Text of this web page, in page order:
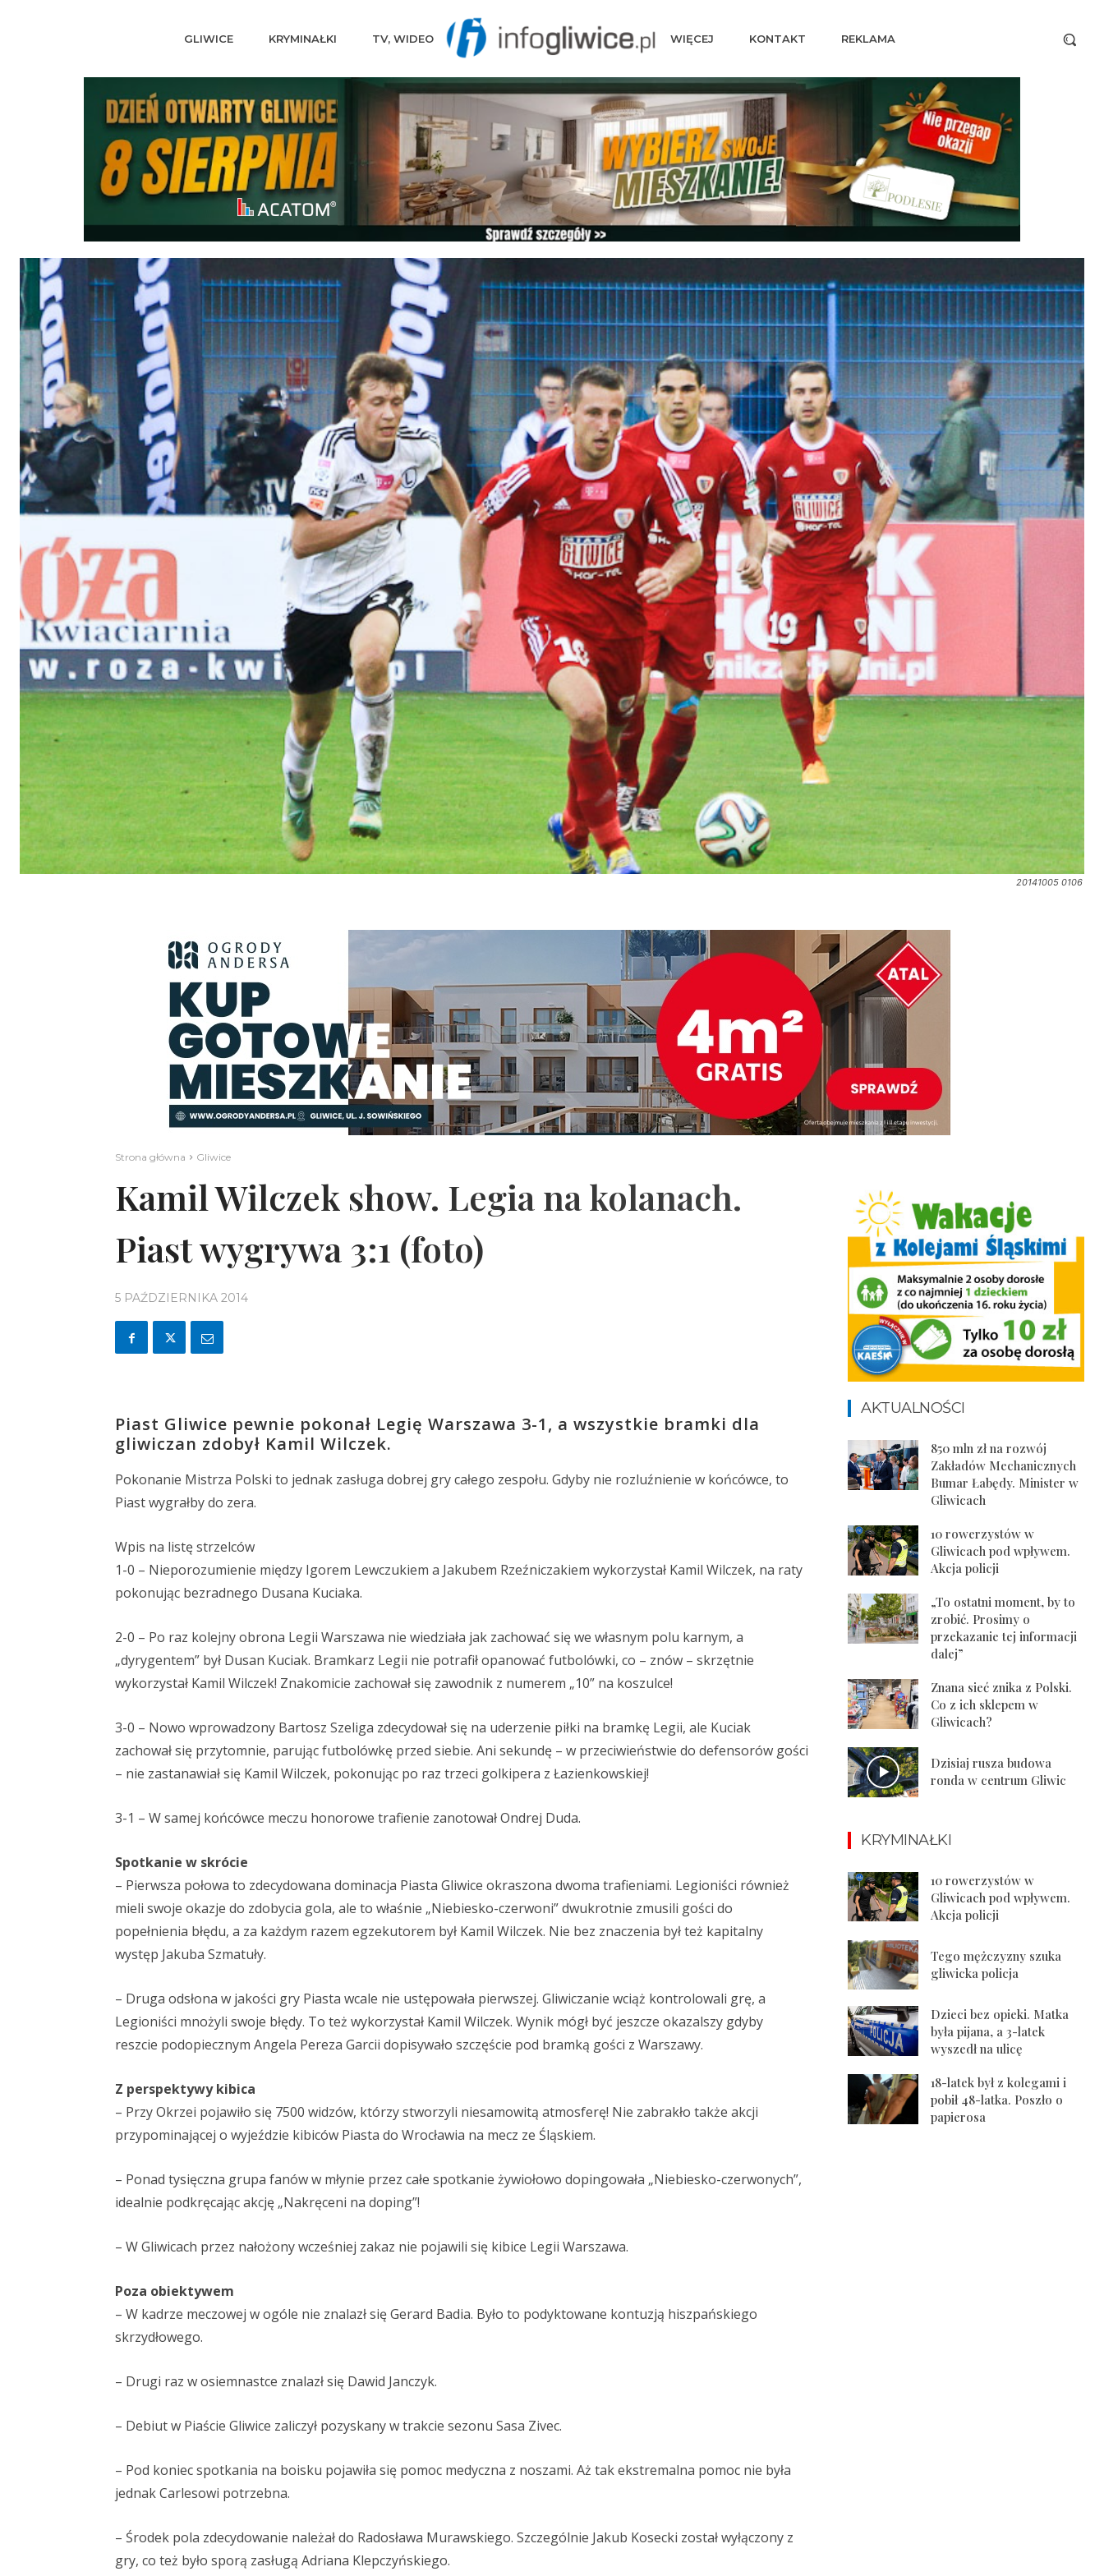
GLIWICE KRYMINAŁKI TV, WIDEO WIĘCEJ KONTAKT REKLAMA
20141005 0106
Strona główna Gliwice
Kamil Wilczek show. Legia na kolanach.
Piast wygrywa 3:1 (foto)
5 PAŹDZIERNIKA 2014
Piast Gliwice pewnie pokonał Legię Warszawa 3-1, a wszystkie bramki dla
gliwiczan zdobył Kamil Wilczek.
Pokonanie Mistrza Polski to jednak zasługa dobrej gry całego zespołu. Gdyby nie rozluźnienie w końcówce, to
Piast wygrałby do zera.
Wpis na listę strzelców
1-0 – Nieporozumienie między Igorem Lewczukiem a Jakubem Rzeźniczakiem wykorzystał Kamil Wilczek, na raty
pokonując bezradnego Dusana Kuciaka.
2-0 – Po raz kolejny obrona Legii Warszawa nie wiedziała jak zachować się we własnym polu karnym, a
„dyrygentem” był Dusan Kuciak. Bramkarz Legii nie potrafił opanować futbolówki, co – znów – skrzętnie
wykorzystał Kamil Wilczek! Znakomicie zachował się zawodnik z numerem „10” na koszulce!
3-0 – Nowo wprowadzony Bartosz Szeliga zdecydował się na uderzenie piłki na bramkę Legii, ale Kuciak
zachował się przytomnie, parując futbolówkę przed siebie. Ani sekundę – w przeciwieństwie do defensorów gości
– nie zastanawiał się Kamil Wilczek, pokonując po raz trzeci golkipera z Łazienkowskiej!
3-1 – W samej końcówce meczu honorowe trafienie zanotował Ondrej Duda.
Spotkanie w skrócie
– Pierwsza połowa to zdecydowana dominacja Piasta Gliwice okraszona dwoma trafieniami. Legioniści również
mieli swoje okazje do zdobycia gola, ale to właśnie „Niebiesko-czerwoni” dwukrotnie zmusili gości do
popełnienia błędu, a za każdym razem egzekutorem był Kamil Wilczek. Nie bez znaczenia był też kapitalny
występ Jakuba Szmatuły.
– Druga odsłona w jakości gry Piasta wcale nie ustępowała pierwszej. Gliwiczanie wciąż kontrolowali grę, a
Legioniści mnożyli swoje błędy. To też wykorzystał Kamil Wilczek. Wynik mógł być jeszcze okazalszy gdyby
reszcie podopiecznym Angela Pereza Garcii dopisywało szczęście pod bramką gości z Warszawy.
Z perspektywy kibica
– Przy Okrzei pojawiło się 7500 widzów, którzy stworzyli niesamowitą atmosferę! Nie zabrakło także akcji
przypominającej o wyjeździe kibiców Piasta do Wrocławia na mecz ze Śląskiem.
– Ponad tysięczna grupa fanów w młynie przez całe spotkanie żywiołowo dopingowała „Niebiesko-czerwonych”,
idealnie podkręcając akcję „Nakręceni na doping”!
– W Gliwicach przez nałożony wcześniej zakaz nie pojawili się kibice Legii Warszawa.
Poza obiektywem
– W kadrze meczowej w ogóle nie znalazł się Gerard Badia. Było to podyktowane kontuzją hiszpańskiego
skrzydłowego.
– Drugi raz w osiemnastce znalazł się Dawid Janczyk.
– Debiut w Piaście Gliwice zaliczył pozyskany w trakcie sezonu Sasa Zivec.
– Pod koniec spotkania na boisku pojawiła się pomoc medyczna z noszami. Aż tak ekstremalna pomoc nie była
jednak Carlesowi potrzebna.
– Środek pola zdecydowanie należał do Radosława Murawskiego. Szczególnie Jakub Kosecki został wyłączony z
gry, co też było sporą zasługą Adriana Klepczyńskiego.
AKTUALNOŚCI
850 mln zł na rozwój
Zakładów Mechanicznych
Bumar Łabędy. Minister w
Gliwicach
10 rowerzystów w
Gliwicach pod wpływem.
Akcja policji
„To ostatni moment, by to
zrobić. Prosimy o
przekazanie tej informacji
dalej”
Znana sieć znika z Polski.
Co z ich sklepem w
Gliwicach?
Dzisiaj rusza budowa
ronda w centrum Gliwic
KRYMINAŁKI
10 rowerzystów w
Gliwicach pod wpływem.
Akcja policji
Tego mężczyzny szuka
gliwicka policja
Dzieci bez opieki. Matka
była pijana, a 3-latek
wyszedł na ulicę
18-latek był z kolegami i
pobił 48-latka. Poszło o
papierosa